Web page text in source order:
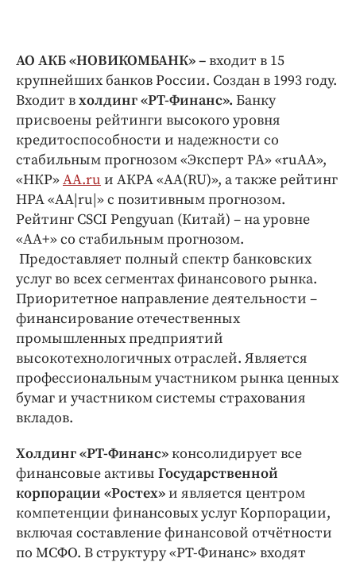
АО АКБ «НОВИКОМБАНК»–входит в 15
крупнейших банков России. Создан в 1993 году.
Входит вхолдинг «РТ-Финанс». Банку
присвоены рейтинги высокого уровня
кредитоспособности и надежности со
стабильным прогнозом «Эксперт РА» «ruАА»,
«НКР»АА.ru и АКРА «АА(RU)», а также рейтинг
НРА «АА|ru|» с позитивным прогнозом.
Рейтинг CSCI Pengyuan (Китай) – на уровне
«AA+» со стабильным прогнозом.
Предоставляет полный спектр банковских
услуг во всех сегментах финансового рынка.
Приоритетное направление деятельности –
финансирование отечественных
промышленных предприятий
высокотехнологичных отраслей. Является
профессиональным участником рынка ценных
бумаг и участником системы страхования
вкладов.
Холдинг «РТ-Финанс»консолидирует все
финансовые активы Государственной
корпорации «Ростех»и является центром
компетенции финансовых услуг Корпорации,
включая составление финансовой отчётности
по МСФО. В структуру «РТ-Финанс» входят